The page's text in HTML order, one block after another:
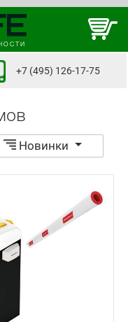
+7 (495) 126-17-75
Новинки